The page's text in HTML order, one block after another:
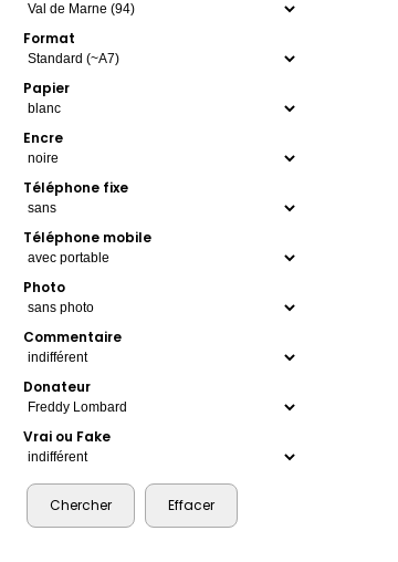
Format
Papier
Encre
Téléphone fixe
Téléphone mobile
Photo
Commentaire
Donateur
Vrai ou Fake